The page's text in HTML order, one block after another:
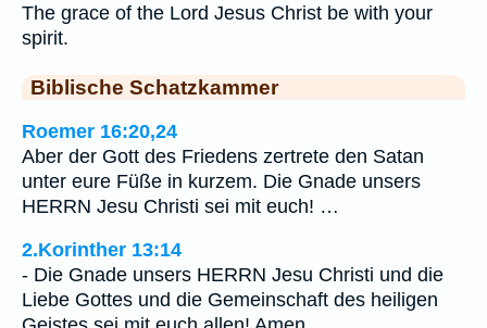
The grace of the Lord Jesus Christ be with your
spirit.
Biblische Schatzkammer
Roemer 16:20,24
Aber der Gott des Friedens zertrete den Satan
unter eure Füße in kurzem. Die Gnade unsers
HERRN Jesu Christi sei mit euch! …
2.Korinther 13:14
- Die Gnade unsers HERRN Jesu Christi und die
Liebe Gottes und die Gemeinschaft des heiligen